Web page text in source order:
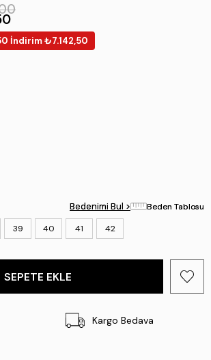
İndirim ₺7.142,50
39 40 41 42
Bedenimi Bul > Beden Tablosu
Bedenimi Bul > Beden Tablosu
Kargo Bedava